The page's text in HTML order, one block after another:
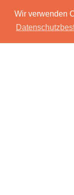
Wir verwenden